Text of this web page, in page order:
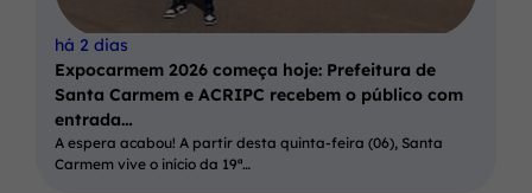
há 2 dias
Expocarmem 2026 começa hoje: Prefeitura de
Santa Carmem e ACRIPC recebem o público com
entrada…
A espera acabou! A partir desta quinta-feira (06), Santa
Carmem vive o início da 19ª…